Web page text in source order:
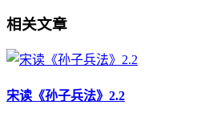
相关文章
宋读《孙子兵法》2.2